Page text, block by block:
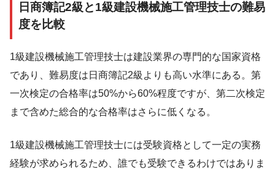
日商簿記2級と1級建設機械施工管理技士の難易
度を比較
1級建設機械施工管理技士は建設業界の専門的な国家資格
であり、難易度は日商簿記2級よりも高い水準にある。第
一次検定の合格率は50%から60%程度ですが、第二次検定
まで含めた総合的な合格率はさらに低くなる。
1級建設機械施工管理技士には受験資格として一定の実務
経験が求められるため、誰でも受験できるわけではありま